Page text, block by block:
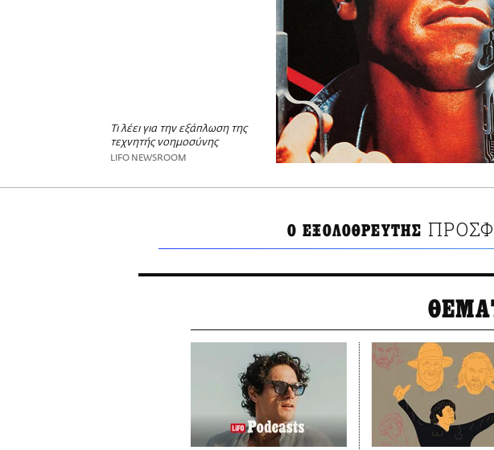
Τι λέει για την εξάπλωση της
τεχνητής νοημοσύνης
LIFO NEWSROOM
Ο ΕΞΟΛΟΘΡΕΥΤΗΣ